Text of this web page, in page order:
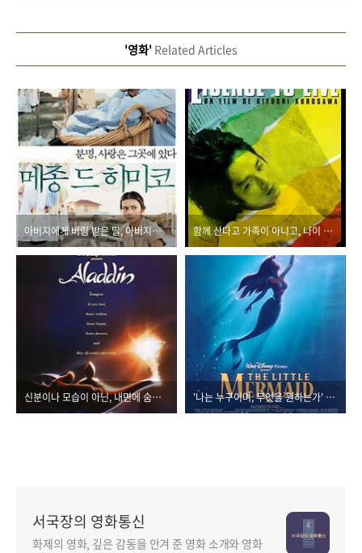
'영화' Related Articles
아버지에게 버림 받은 딸, 아버지를 용서하는 딸...<메종 드 히미코> 함께 산다고 가족이 아니고, 나이 든다고 어른이 되는 건 아니다, <인간 합격>
신분이나 모습이 아닌, 내면에 숨겨진 진정한 자신을 찾는 여정, <알라딘> '나는 누구이며, 무엇을 원하는가' 자아 발견의 과정 담은 <인어공주>
서국장의 영화통신
화제의 영화, 깊은 감동을 안겨 준 영화 소개와 영화